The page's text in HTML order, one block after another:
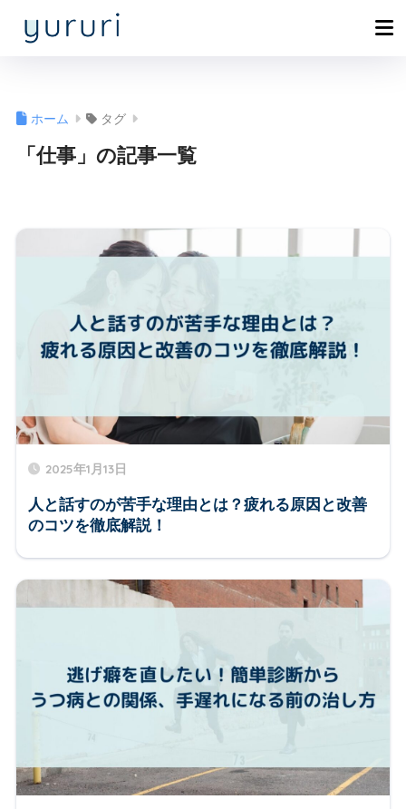
ホーム タグ
「仕事」の記事一覧
2025年1月13日
人と話すのが苦手な理由とは？疲れる原因と改善
のコツを徹底解説！